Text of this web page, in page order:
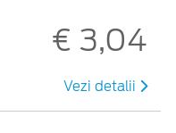
€ 3,04
Vezi detalii